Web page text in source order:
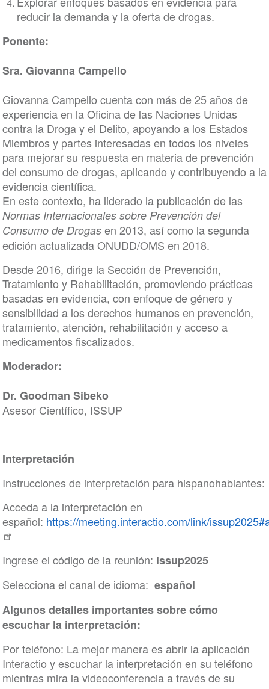
reducir la demanda y la oferta de drogas.
Ponente:
Sra. Giovanna Campello
Giovanna Campello cuenta con más de 25 años de
experiencia en la Oficina de las Naciones Unidas
contra la Droga y el Delito, apoyando a los Estados
Miembros y partes interesadas en todos los niveles
para mejorar su respuesta en materia de prevención
del consumo de drogas, aplicando y contribuyendo a la
evidencia científica.
En este contexto, ha liderado la publicación de las
Normas Internacionales sobre Prevención del
Consumo de Drogasen 2013, así como la segunda
edición actualizada ONUDD/OMS en 2018.
Desde 2016, dirige la Sección de Prevención,
Tratamiento y Rehabilitación, promoviendo prácticas
basadas en evidencia, con enfoque de género y
sensibilidad a los derechos humanos en prevención,
tratamiento, atención, rehabilitación y acceso a
medicamentos fiscalizados.
Moderador:
Dr. Goodman Sibeko
Asesor Científico, ISSUP
Interpretación
Instrucciones de interpretación para hispanohablantes:
Acceda a la interpretación en
español: https://meeting.interactio.com/link/
Ingrese el código de la reunión: issup2025
Selecciona el canal de idioma: español
Algunos detalles importantes sobre cómo
escuchar la interpretación:
Por teléfono: La mejor manera es abrir la aplicación
Interactio y escuchar la interpretación en su teléfono
mientras mira la videoconferencia a través de su